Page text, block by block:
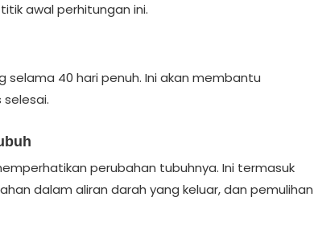
awal perhitungan ini.
selama 40 hari penuh. Ini akan membantu
perubahan tubuhnya. Ini termasuk
dalam aliran darah yang keluar, dan pemulihan